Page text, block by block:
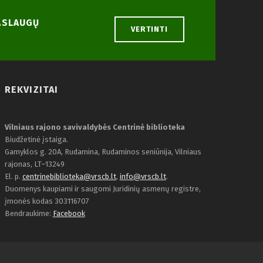
VERTINTI
REKVIZITAI
Vilniaus rajono savivaldybės Centrinė biblioteka
Biudžetinė įstaiga.
Gamyklos g. 20A, Rudamina, Rudaminos seniūnija, Vilniaus
rajonas, LT–13249
El. p. centrinebiblioteka@vrscb.lt, info@vrscb.lt.
Duomenys kaupiami ir saugomi Juridinių asmenų registre,
įmonės kodas 303116707
Bendraukime: Facebook